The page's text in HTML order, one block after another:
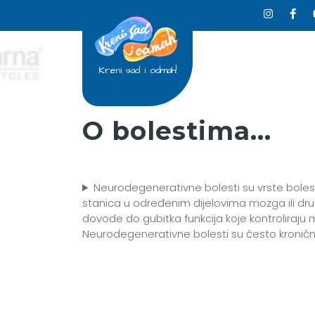
Kreni sad i odmah!
O bolestima…
Neurodegenerativne bolesti su vrste
stanica u određenim dijelovima mozga ili
dovode do gubitka funkcija koje kontroliraju
Neurodegenerativne bolesti su često